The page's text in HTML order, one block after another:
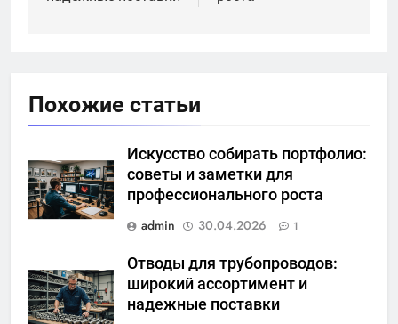
Похожие статьи
Искусство собирать портфолио:
советы и заметки для
профессионального роста
admin
30.04.2026 1
Отводы для трубопроводов:
широкий ассортимент и
надежные поставки